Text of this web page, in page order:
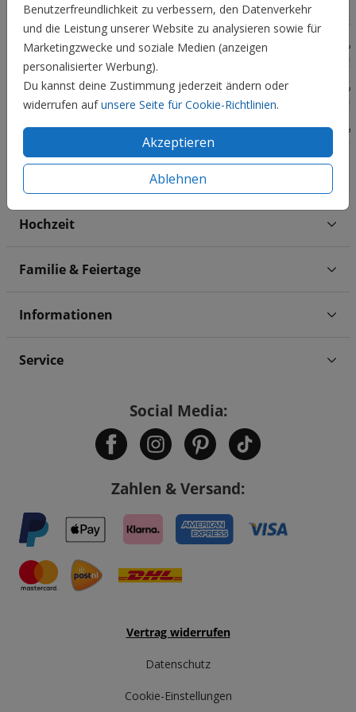
Benutzerfreundlichkeit zu verbessern, den Datenverkehr
und die Leistung unserer Website zu analysieren sowie für
Marketingzwecke und soziale Medien (anzeigen
personalisierter Werbung).
Du kannst deine Zustimmung jederzeit ändern oder
widerrufen aufunsere Seite für Cookie-Richtlinien.
Akzeptieren
Ablehnen
Hochzeit
Familie & Feiertage
Informationen
Service
Social Media:
Zahlen & Versand:
Vertrag widerrufen
Datenschutz
Cookie-Einstellungen